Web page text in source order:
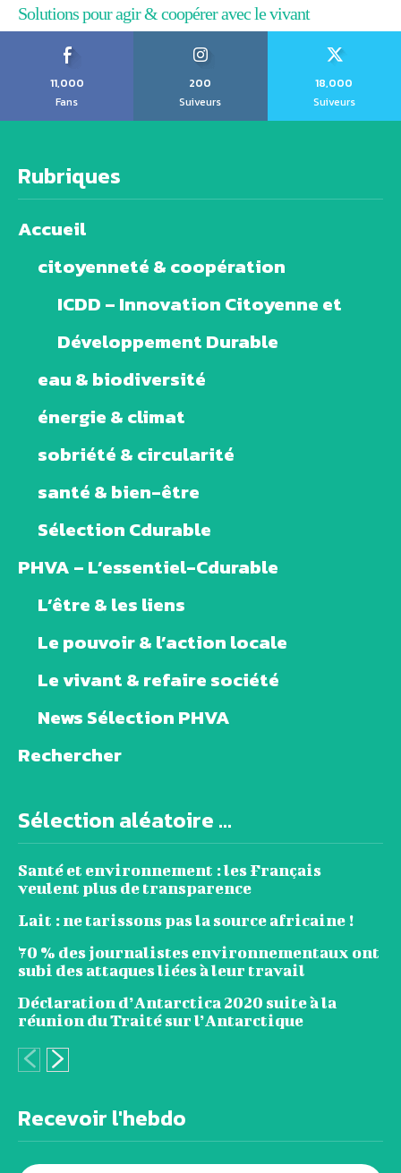
Solutions pour agir & coopérer avec le vivant
11,000
Fans
200
Suiveurs
18,000
Suiveurs
Rubriques
Accueil
citoyenneté & coopération
ICDD – Innovation Citoyenne et
Développement Durable
eau & biodiversité
énergie & climat
sobriété & circularité
santé & bien-être
Sélection Cdurable
PHVA – L’essentiel-Cdurable
L’être & les liens
Le pouvoir & l’action locale
Le vivant & refaire société
News Sélection PHVA
Rechercher
Sélection aléatoire ...
Santé et environnement : les Français
veulent plus de transparence
Lait : ne tarissons pas la source africaine !
70 % des journalistes environnementaux ont
subi des attaques liées à leur travail
Déclaration d’Antarctica 2020 suite à la
réunion du Traité sur l’Antarctique
Recevoir l'hebdo